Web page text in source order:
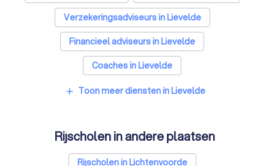
Verzekeringsadviseurs in Lievelde
Financieel adviseurs in Lievelde
Coaches in Lievelde
Relatietherapeuten in Lievelde
Belastingadviseurs in Lievelde
Hypotheekadviseurs in Lievelde
add Toon meer diensten in Lievelde
Rijscholen in andere plaatsen
Rijscholen in Lichtenvoorde